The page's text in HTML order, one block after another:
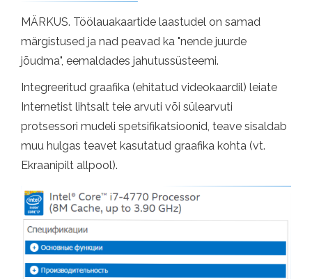
MÄRKUS. Töölauakaartide laastudel on samad
märgistused ja nad peavad ka "nende juurde
jõudma", eemaldades jahutussüsteemi.
Integreeritud graafika (ehitatud videokaardil) leiate
Internetist lihtsalt teie arvuti või sülearvuti
protsessori mudeli spetsifikatsioonid, teave sisaldab
muu hulgas teavet kasutatud graafika kohta (vt.
Ekraanipilt allpool).